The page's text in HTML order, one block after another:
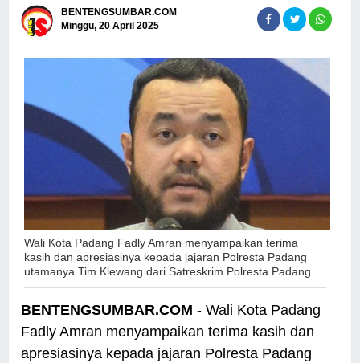
BENTENGSUMBAR.COM
Minggu, 20 April 2025
Wali Kota Padang Fadly Amran menyampaikan terima
kasih dan apresiasinya kepada jajaran Polresta Padang
utamanya Tim Klewang dari Satreskrim Polresta Padang.
BENTENGSUMBAR.COM - Wali Kota Padang
Fadly Amran menyampaikan terima kasih dan
apresiasinya kepada jajaran Polresta Padang